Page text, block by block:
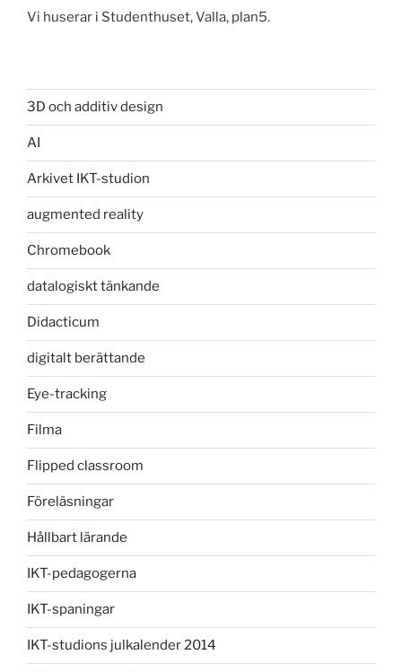
Vi huserar i Studenthuset, Valla, plan5.
3D och additiv design
AI
Arkivet IKT-studion
augmented reality
Chromebook
datalogiskt tänkande
Didacticum
digitalt berättande
Eye-tracking
Filma
Flipped classroom
Föreläsningar
Hållbart lärande
IKT-pedagogerna
IKT-spaningar
IKT-studions julkalender 2014